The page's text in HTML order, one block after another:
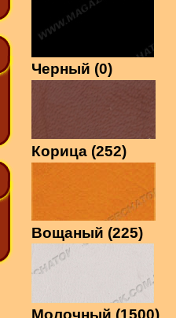
Черный (0)
Корица (252)
Вощаный (225)
Молочный (1500)